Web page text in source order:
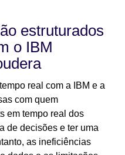
estruturados
o IBM
real com a IBM e a
com quem
em tempo real dos
de decisões e ter uma
as ineficiências